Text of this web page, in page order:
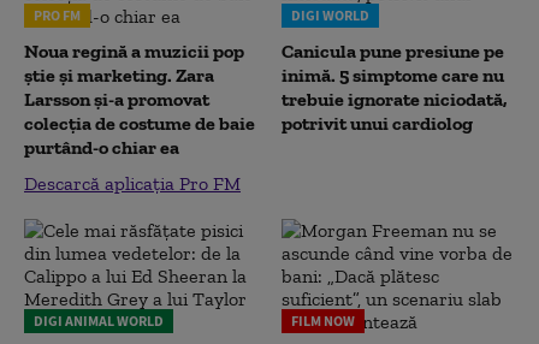
PRO FM
Noua regină a muzicii pop
știe și marketing. Zara
Larsson și-a promovat
colecția de costume de baie
purtând-o chiar ea
Descarcă aplicația Pro FM
DIGI WORLD
Canicula pune presiune pe
inimă. 5 simptome care nu
trebuie ignorate niciodată,
potrivit unui cardiolog
DIGI ANIMAL WORLD FILM NOW